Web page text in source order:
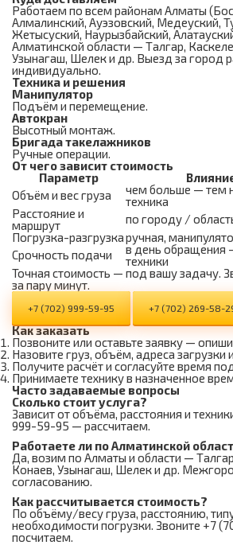
Работаем по всем районам Алматы
Алмалинский, Ауэзовский, Медеуский,
Жетысуский, Наурызбайский,
Алматинской области — Талгар,
Узынагаш, Шелек и др. Выезд за город
индивидуально.
Техника и решения
Манипулятор
Подъём и перемещение.
Автокран
Высотный монтаж.
Бригада такелажников
Ручные операции.
От чего зависит стоимость
Параметр
Объём и вес груза
чем больше — тем
техника
Расстояние и
маршрут
по городу /
Погрузка-разгрузкаручная,
Срочность подачи
в день обращения
техники
Точная стоимость — под вашу задачу.
за пару минут.
+7 (702) 999-59-95 +7 (702) 269-58-
Как заказать
Позвоните или оставьте заявку —
Назовите груз, объём, адреса загрузки
Получите расчёт и согласуйте время
Принимаете технику в назначенное
Часто задаваемые вопросы
Сколько стоит услуга?
Зависит от объёма, расстояния и
999-59-95 — рассчитаем.
Работаете ли по Алматинской
Да, возим по Алматы и области —
Конаев, Узынагаш, Шелек и др.
согласованию.
Как рассчитывается стоимость?
По объёму/весу груза, расстоянию,
необходимости погрузки. Звоните +7
посчитаем.